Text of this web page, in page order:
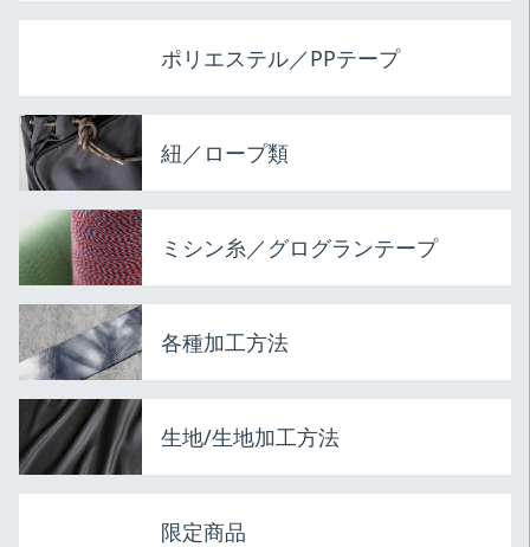
ポリエステル／PPテープ
紐／ロープ類
ミシン糸／グログランテープ
各種加工方法
生地/生地加工方法
限定商品